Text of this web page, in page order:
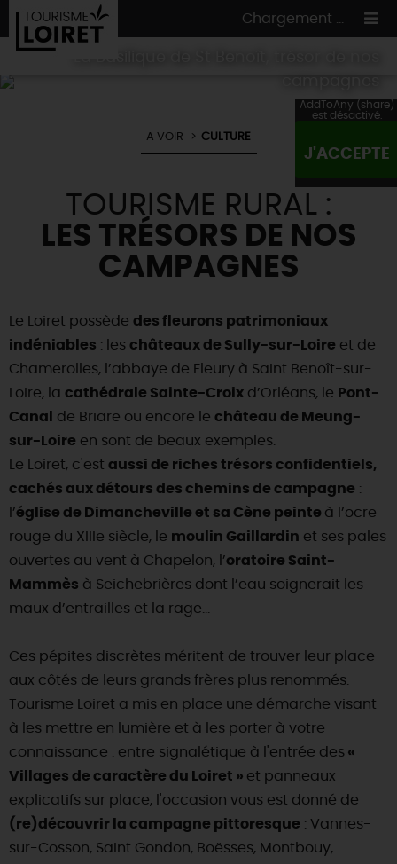
Chargement ...
ON A TESTÉ POUR VOUS
LES INCONTOURNABLESMADE IN LOIRET
HÉBERGEMENTS
INSOLITES
CULTURE
NATURE
TOUTES LES VISITES
EN MODE CIRCUITS& BALADES
EN MODE NATURE & AVENTURE
...ET AUSSI
TOUTES LES ACTIVITÉS
Maîtres
restaurateurs
Nos
marchés
Artistes et Artisans d'Art
Nos spécialités du terroir et
producteurs
Visites
gourmandes
créatives
Vins et
vignobles
Chic,
une aire de pique-nique
Par ici les
guinguettes
Que rapporter du Loiret ?
La Route des
Métiers d'Art
TOUT L'ART DE VIVRE
A NE PASRATER
Téléchargez le Guide de l'été 2026 🤽🌞
Avis de fraicheur ici pour éviter la chaleur 🥵
Des vacances auprès des animaux 🐎
(re)Découvrir les coulisses de la Faïencerie de
Gien !
les parcours Baludik
Une saison de festivals 🎉
Rendez-vous de la nature en 2026
Des sorties en famille dans le Loiret !
Programme des animations "Loiret au fil de l'eau"
2026
AUJOURD'HUI
DEMAIN
TOURISME &HANDICAP
INFOS &SERVICES
RÉSERVERMAINTENANT
A VOIR CULTURE
TOURISME RURAL :
LES TRÉSORS DE NOS
CAMPAGNES
Le Loiret possède des fleurons patrimoniaux
indéniables : les châteaux de Sully-sur-Loire et de
Chamerolles, l’abbaye de Fleury à Saint Benoît-sur-
Loire, la cathédrale Sainte-Croix d’Orléans, le Pont-
Canal
de Briare ou encore le château de Meung-
sur-Loire en sont de beaux exemples.
Le Loiret, c'est aussi de riches trésors confidentiels,
cachés aux détours des chemins de campagne :
l’église de Dimancheville et sa Cène peinte à l’ocre
rouge du XIIIe siècle, le moulin Gaillardin et ses pales
ouvertes au vent à Chapelon, l’oratoire Saint-
Mammès à Seichebrières dont l’eau soignerait les
maux d’entrailles et la rage…
Ces pépites discrètes méritent de trouver leur place
aux côtés de leurs grands frères plus renommés.
Tourisme Loiret a mis en place une démarche visant
à les mettre en lumière et à les porter à votre
connaissance : entre signalétique à l'entrée des «
Villages de caractère du Loiret » et panneaux
explicatifs sur place, l'occasion vous est donné de
(re)découvrir la campagne pittoresque : Vannes-
sur-Cosson, Saint Gondon, Boësses, Montbouy,
AddToAny (share)
est désactivé.
J'ACCEPTE